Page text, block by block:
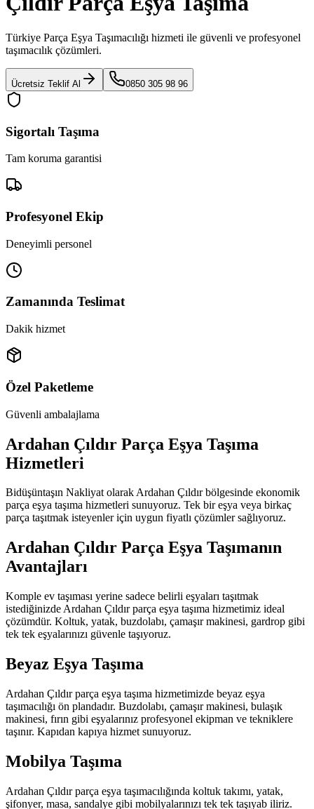
Türkiye Parça Eşya Taşımacılığı hizmeti ile güvenli ve profesyonel
taşımacılık çözümleri.
Ücretsiz Teklif Al 0850 305 98 96
Sigortalı Taşıma
Tam koruma garantisi
Profesyonel Ekip
Deneyimli personel
Zamanında Teslimat
Dakik hizmet
Özel Paketleme
Güvenli ambalajlama
Ardahan Çıldır Parça Eşya Taşıma
Hizmetleri
Bidüşüntaşın Nakliyat olarak Ardahan Çıldır bölgesinde ekonomik
parça eşya taşıma hizmetleri sunuyoruz. Tek bir eşya veya birkaç
parça taşıtmak isteyenler için uygun fiyatlı çözümler sağlıyoruz.
Ardahan Çıldır Parça Eşya Taşımanın
Avantajları
Komple ev taşıması yerine sadece belirli eşyaları taşıtmak
istediğinizde Ardahan Çıldır parça eşya taşıma hizmetimiz ideal
çözümdür. Koltuk, yatak, buzdolabı, çamaşır makinesi, gardrop gibi
tek tek eşyalarınızı güvenle taşıyoruz.
Beyaz Eşya Taşıma
Ardahan Çıldır parça eşya taşıma hizmetimizde beyaz eşya
taşımacılığı ön plandadır. Buzdolabı, çamaşır makinesi, bulaşık
makinesi, fırın gibi eşyalarınız profesyonel ekipman ve tekniklere
taşınır. Kapıdan kapıya hizmet sunuyoruz.
Mobilya Taşıma
Ardahan Çıldır parça eşya taşımacılığında koltuk takımı, yatak,
şifonyer, masa, sandalye gibi mobilyalarınızı tek tek taşıyab iliriz.